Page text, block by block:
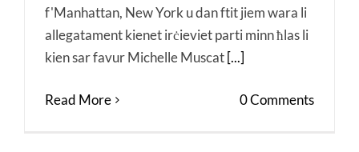
f'Manhattan, New York u dan ftit jiem wara li
allegatament kienet irċieviet parti minn ħlas li
kien sar favur Michelle Muscat [...]
Read More 0 Comments